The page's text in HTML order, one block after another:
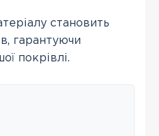
становить
гарантуючи
покрівлі.